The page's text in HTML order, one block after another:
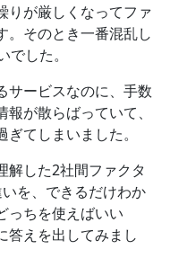
りが厳しくなってファ
。そのとき一番混乱し
した。
サービスなのに、手数
が散らばっていて、
てしまいました。
解した2社間ファクタ
を、できるだけわか
っちを使えばいい
答えを出してみまし